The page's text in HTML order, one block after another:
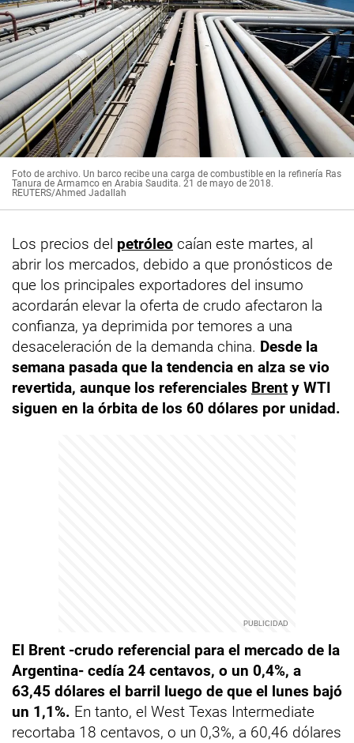
Foto de archivo. Un barco recibe una carga de combustible en la refinería Ras
Tanura de Armamco en Arabia Saudita. 21 de mayo de 2018.
REUTERS/Ahmed Jadallah
Los precios del petróleo caían este martes, al
abrir los mercados, debido a que pronósticos de
que los principales exportadores del insumo
acordarán elevar la oferta de crudo afectaron la
confianza, ya deprimida por temores a una
desaceleración de la demanda china. Desde la
semana pasada que la tendencia en alza se vio
revertida, aunque los referenciales Brent y WTI
siguen en la órbita de los 60 dólares por unidad.
El Brent -crudo referencial para el mercado de la
Argentina- cedía 24 centavos, o un 0,4%, a
63,45 dólares el barril luego de que el lunes bajó
un 1,1%. En tanto, el West Texas Intermediate
recortaba 18 centavos, o un 0,3%, a 60,46 dólares